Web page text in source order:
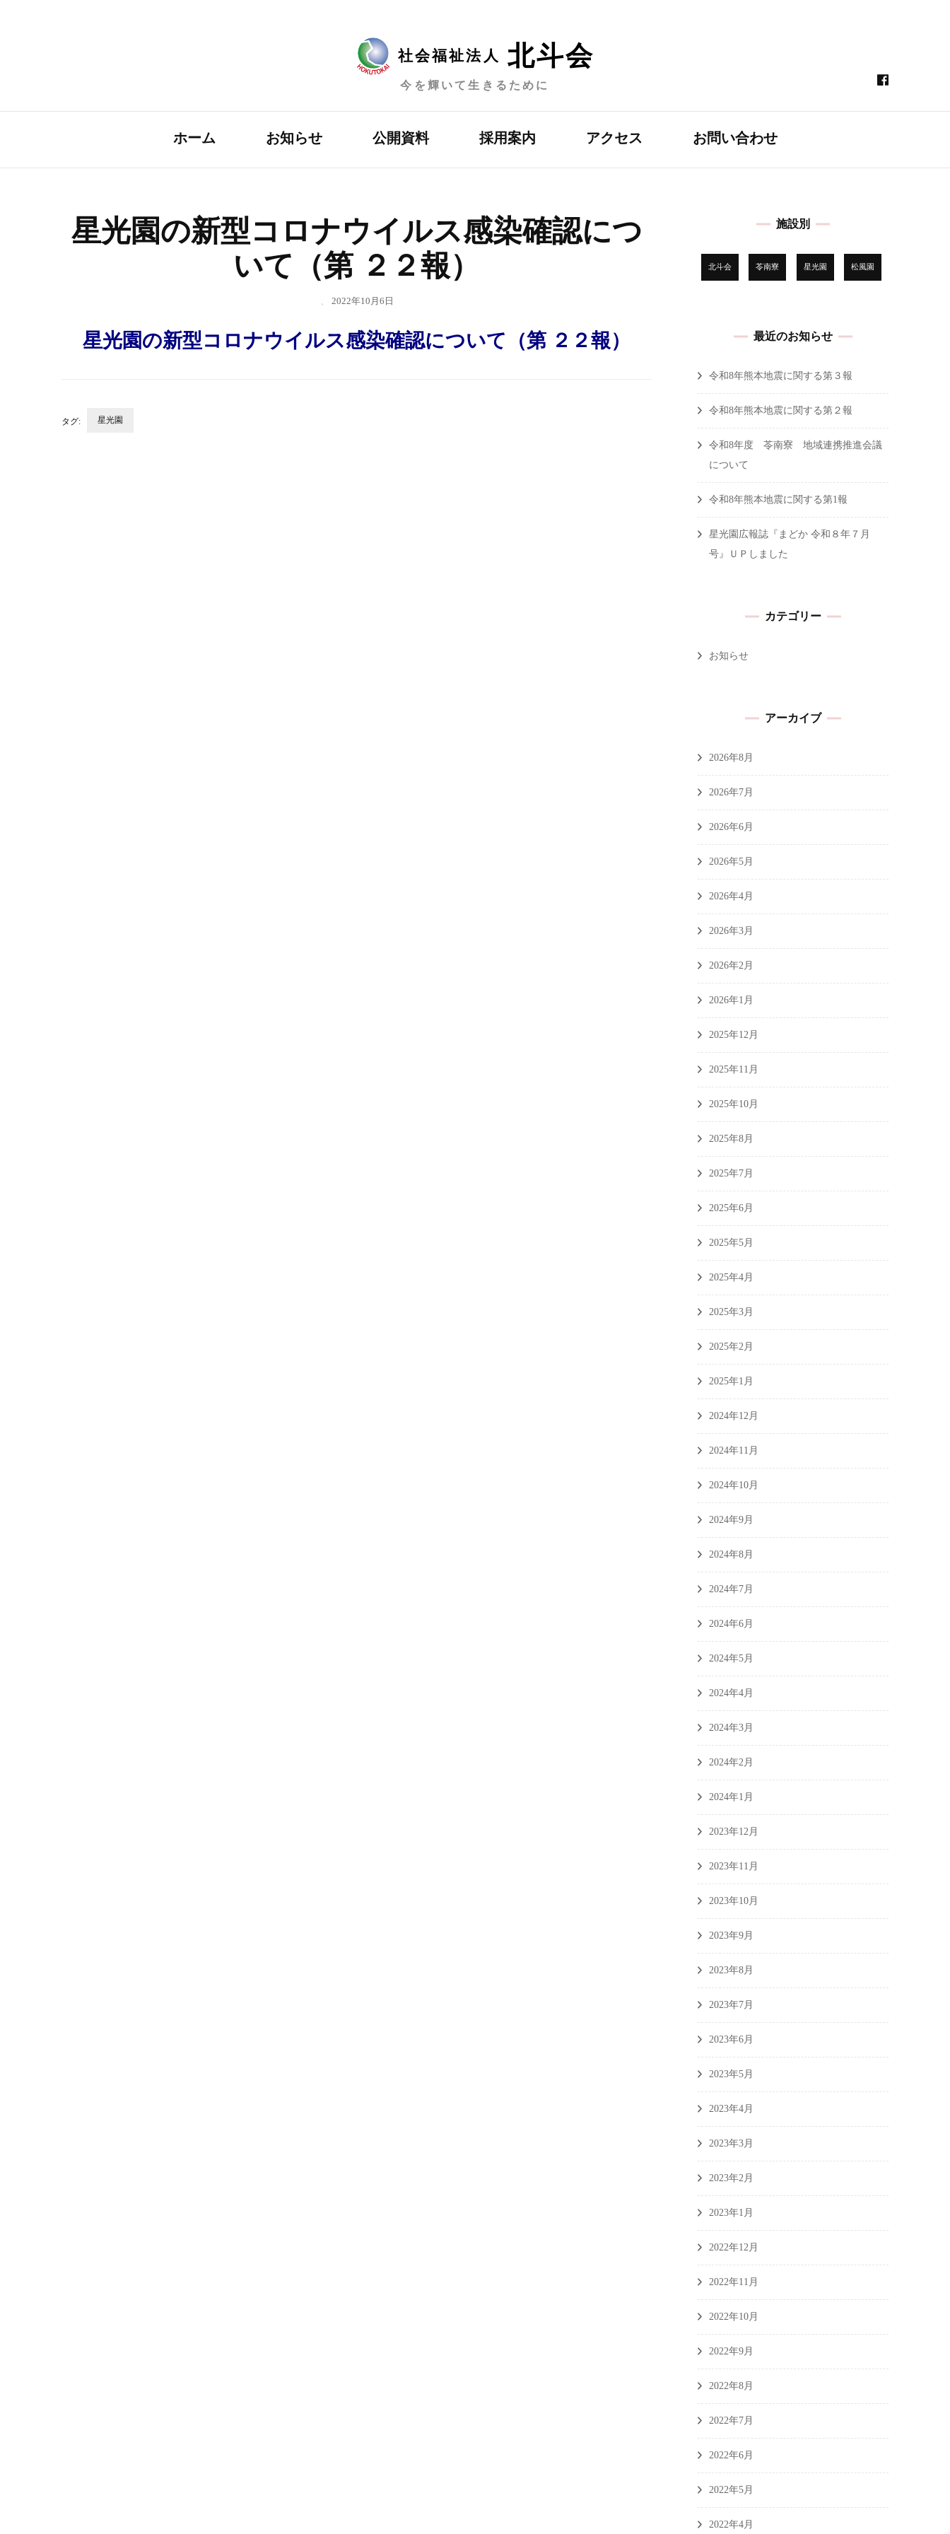
社会福祉法人 北斗会
今を輝いて生きるために
ホーム お知らせ 公開資料 採用案内 アクセス お問い合わせ
星光園の新型コロナウイルス感染確認につ
いて（第 ２２報）
2022年10月6日
星光園の新型コロナウイルス感染確認について（第 ２２報）
タグ: 星光園
施設別
北斗会 苓南寮 星光園 松風園
最近のお知らせ
令和8年熊本地震に関する第３報
令和8年熊本地震に関する第２報
令和8年度 苓南寮 地域連携推進会議
について
令和8年熊本地震に関する第1報
星光園広報誌『まどか 令和８年７月
号』ＵＰしました
カテゴリー
お知らせ
アーカイブ
2026年8月
2026年7月
2026年6月
2026年5月
2026年4月
2026年3月
2026年2月
2026年1月
2025年12月
2025年11月
2025年10月
2025年8月
2025年7月
2025年6月
2025年5月
2025年4月
2025年3月
2025年2月
2025年1月
2024年12月
2024年11月
2024年10月
2024年9月
2024年8月
2024年7月
2024年6月
2024年5月
2024年4月
2024年3月
2024年2月
2024年1月
2023年12月
2023年11月
2023年10月
2023年9月
2023年8月
2023年7月
2023年6月
2023年5月
2023年4月
2023年3月
2023年2月
2023年1月
2022年12月
2022年11月
2022年10月
2022年9月
2022年8月
2022年7月
2022年6月
2022年5月
2022年4月